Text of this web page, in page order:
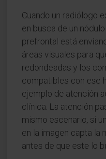
Cuando un radiólogo
en busca de un
prefrontal está
áreas visuales para
redondeadas y los
compatibles con ese
ejemplo de atención
clínica. La atención
mismo escenario, si
en la imagen capta la
antes de que este lo